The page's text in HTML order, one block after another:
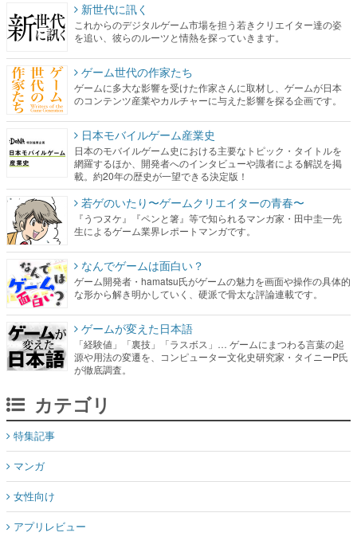
新世代に訊く
これからのデジタルゲーム市場を担う若きクリエイター達の姿
を追い、彼らのルーツと情熱を探っていきます。
ゲーム世代の作家たち
ゲームに多大な影響を受けた作家さんに取材し、ゲームが日本
のコンテンツ産業やカルチャーに与えた影響を探る企画です。
日本モバイルゲーム産業史
日本のモバイルゲーム史における主要なトピック・タイトルを
網羅するほか、開発者へのインタビューや識者による解説を掲
載。約20年の歴史が一望できる決定版！
若ゲのいたり〜ゲームクリエイターの青春〜
『うつヌケ』『ペンと箸』等で知られるマンガ家・田中圭一先
生によるゲーム業界レポートマンガです。
なんでゲームは面白い？
ゲーム開発者・hamatsu氏がゲームの魅力を画面や操作の具体的
な形から解き明かしていく、硬派で骨太な評論連載です。
ゲームが変えた日本語
「経験値」「裏技」「ラスボス」… ゲームにまつわる言葉の起
源や用法の変遷を、コンピューター文化史研究家・タイニーP氏
が徹底調査。
カテゴリ
特集記事
マンガ
女性向け
アプリレビュー